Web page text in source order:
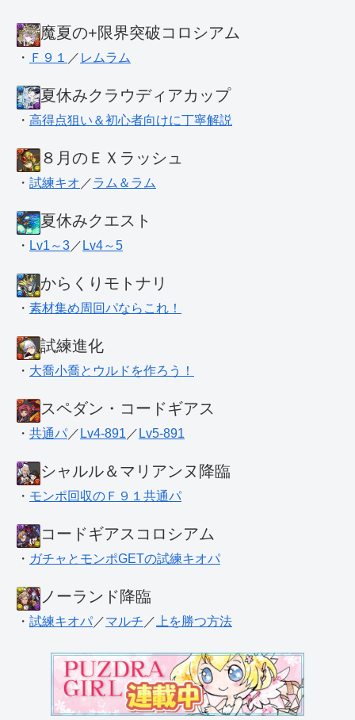
魔夏の+限界突破コロシアム
・ Ｆ９１ ／ レムラム
夏休みクラウディアカップ
・ 高得点狙い＆初心者向けに丁寧解説
８月のＥＸラッシュ
・ 試練キオ ／ラム＆ラム
夏休みクエスト
・ Lv1～3 ／ Lv4～5
からくりモトナリ
・ 素材集め周回パならこれ！
試練進化
・ 大喬小喬とウルドを作ろう！
スペダン・コードギアス
・ 共通パ ／ Lv4-891 ／ Lv5-891
シャルル＆マリアンヌ降臨
・ モンポ回収のＦ９１共通パ
コードギアスコロシアム
・ ガチャとモンポGETの試練キオパ
ノーランド降臨
・ 試練キオパ ／マルチ ／ 上を勝つ方法